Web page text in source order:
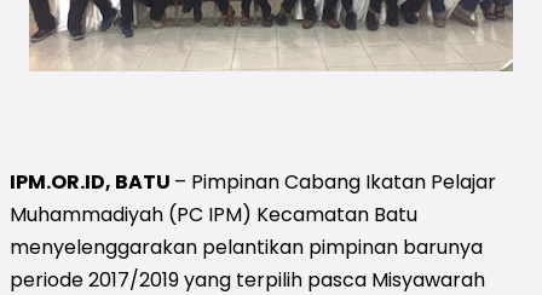
IPM.OR.ID, BATU – Pimpinan Cabang Ikatan Pelajar
Muhammadiyah (PC IPM) Kecamatan Batu
menyelenggarakan pelantikan pimpinan barunya
periode 2017/2019 yang terpilih pasca Misyawarah